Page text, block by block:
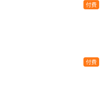
付费
付费